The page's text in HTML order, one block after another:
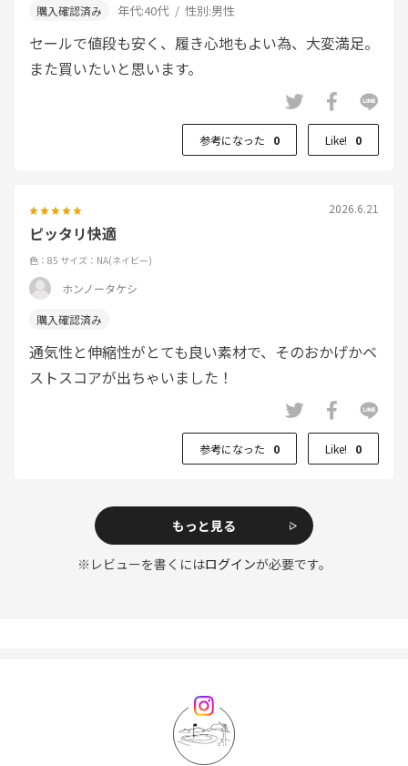
年代:40代 性別:男性
セールで値段も安く、履き心地もよい為、大変満足。
また買いたいと思います。
参考になった 0 Like! 0
2026.6.21
ピッタリ快適
色：85 サイズ：NA(ネイビー)
ホンノータケシ
通気性と伸縮性がとても良い素材で、そのおかげかベ
ストスコアが出ちゃいました！
参考になった 0 Like! 0
もっと見る
※レビューを書くにはログインが必要です。